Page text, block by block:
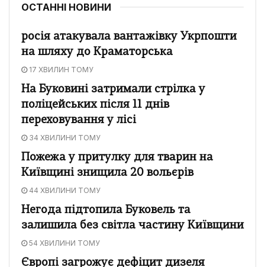
ОСТАННІ НОВИНИ
росія атакувала вантажівку Укрпошти
на шляху до Краматорська
17 ХВИЛИН ТОМУ
На Буковині затримали стрілка у
поліцейських після 11 днів
переховування у лісі
34 ХВИЛИНИ ТОМУ
Пожежа у притулку для тварин на
Київщині знищила 20 вольєрів
44 ХВИЛИНИ ТОМУ
Негода підтопила Буковель та
залишила без світла частину Київщини
54 ХВИЛИНИ ТОМУ
Європі загрожує дефіцит дизеля